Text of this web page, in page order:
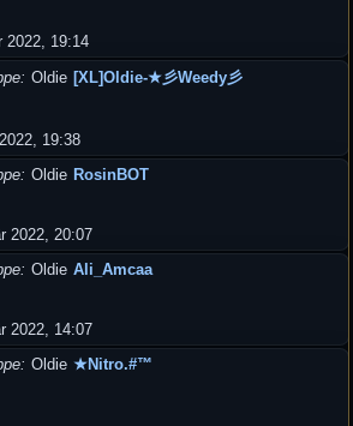
2022, 19:14
Oldie [XL]Oldie-★彡Weedy彡
19:38
Oldie RosinBOT
2022, 20:07
Oldie Ali_Amcaa
2022, 14:07
Oldie ★Nitro.#™